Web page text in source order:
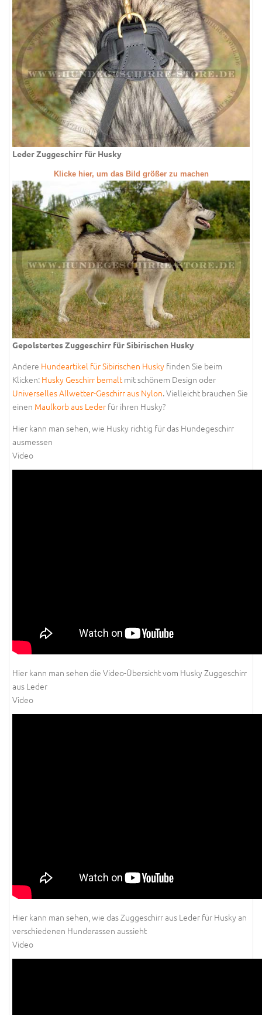
Leder Zuggeschirr für Husky
Klicke hier, um das Bild größer zu machen
Gepolstertes Zuggeschirr für Sibirischen Husky
Andere Hundeartikel für Sibirischen Husky finden Sie beim
Klicken: Husky Geschirr bemaltmit schönem Design oder
Universelles Allwetter-Geschirr aus Nylon. Vielleicht brauchen Sie
einen Maulkorb aus Leder für ihren Husky?
Hier kann man sehen, wie Husky richtig für das Hundegeschirr
ausmessen
Video
Hier kann man sehen die Video-Übersicht vom Husky Zuggeschirr
aus Leder
Video
Hier kann man sehen, wie das Zuggeschirr aus Leder für Husky an
verschiedenen Hunderassen aussieht
Video